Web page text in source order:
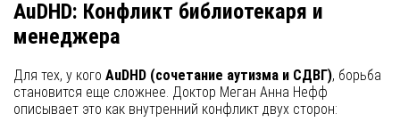
AuDHD: Конфликт библиотекаря и
менеджера
Для тех, у кого AuDHD (сочетание аутизма и СДВГ), борьба
становится еще сложнее. Доктор Меган Анна Нефф
описывает это как внутренний конфликт двух сторон: